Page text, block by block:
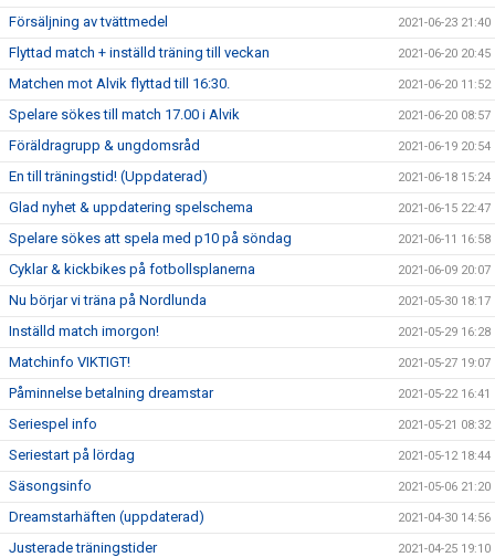
Försäljning av tvättmedel 2021-06-23 21:40
Flyttad match + inställd träning till veckan 2021-06-20 20:45
Matchen mot Alvik flyttad till 16:30. 2021-06-20 11:52
Spelare sökes till match 17.00 i Alvik 2021-06-20 08:57
Föräldragrupp & ungdomsråd 2021-06-19 20:54
En till träningstid! (Uppdaterad) 2021-06-18 15:24
Glad nyhet & uppdatering spelschema 2021-06-15 22:47
Spelare sökes att spela med p10 på söndag 2021-06-11 16:58
Cyklar & kickbikes på fotbollsplanerna 2021-06-09 20:07
Nu börjar vi träna på Nordlunda 2021-05-30 18:17
Inställd match imorgon! 2021-05-29 16:28
Matchinfo VIKTIGT! 2021-05-27 19:07
Påminnelse betalning dreamstar 2021-05-22 16:41
Seriespel info 2021-05-21 08:32
Seriestart på lördag 2021-05-12 18:44
Säsongsinfo 2021-05-06 21:20
Dreamstarhäften (uppdaterad) 2021-04-30 14:56
Justerade träningstider 2021-04-25 19:10